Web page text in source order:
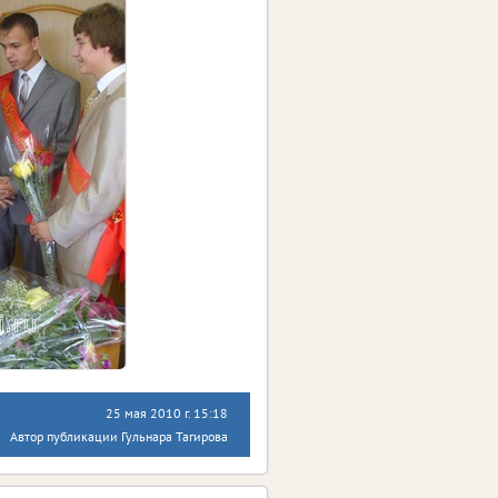
25 мая 2010 г. 15:18
Автор публикации Гульнара Тагирова